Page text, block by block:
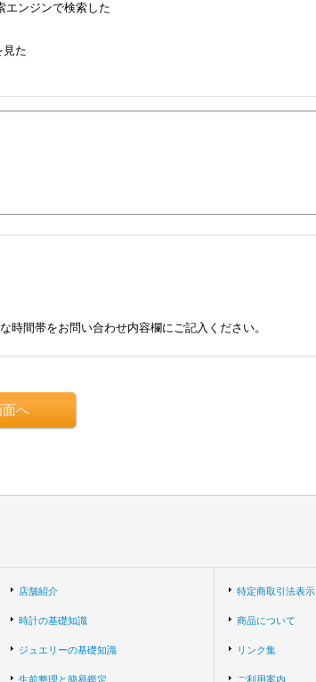
エンジンで検索した
見た
時間帯をお問い合わせ内容欄にご記入ください。
店舗紹介
時計の基礎知識
ジュエリーの基礎知識
生前整理と簡易鑑定
特定商取引法表示
商品について
リンク集
ご利用案内